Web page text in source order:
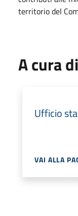
territorio del
A cura di
Ufficio
VAI ALLA